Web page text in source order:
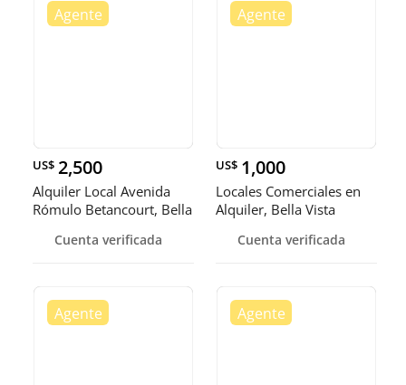
US$ 2,500
Alquiler Local Avenida
Rómulo Betancourt, Bella
Cuenta verificada
US$ 1,000
Locales Comerciales en
Alquiler, Bella Vista
Cuenta verificada